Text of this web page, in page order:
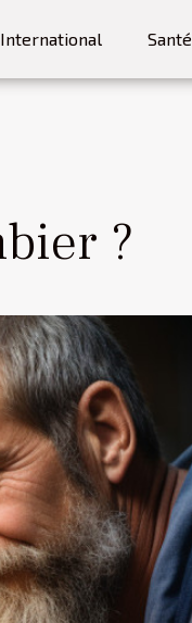
International Santé
?